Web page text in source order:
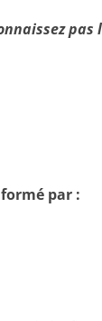
par :